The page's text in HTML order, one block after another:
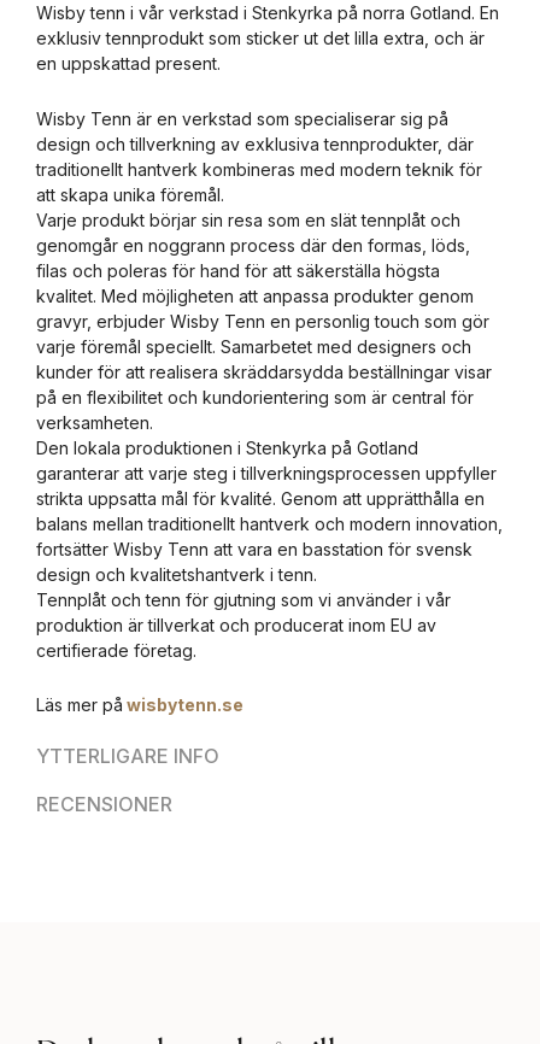
YTTERLIGARE INFO
RECENSIONER
Wisby tenn i vår verkstad i Stenkyrka på norra Gotland. En
exklusiv tennprodukt som sticker ut det lilla extra, och är
en uppskattad present.
Wisby Tenn är en verkstad som specialiserar sig på
design och tillverkning av exklusiva tennprodukter, där
traditionellt hantverk kombineras med modern teknik för
att skapa unika föremål.
Varje produkt börjar sin resa som en slät tennplåt och
genomgår en noggrann process där den formas, löds,
filas och poleras för hand för att säkerställa högsta
kvalitet. Med möjligheten att anpassa produkter genom
gravyr, erbjuder Wisby Tenn en personlig touch som gör
varje föremål speciellt. Samarbetet med designers och
kunder för att realisera skräddarsydda beställningar visar
på en flexibilitet och kundorientering som är central för
verksamheten.
Den lokala produktionen i Stenkyrka på Gotland
garanterar att varje steg i tillverkningsprocessen uppfyller
strikta uppsatta mål för kvalité. Genom att upprätthålla en
balans mellan traditionellt hantverk och modern innovation,
fortsätter Wisby Tenn att vara en basstation för svensk
design och kvalitetshantverk i tenn.
Tennplåt och tenn för gjutning som vi använder i vår
produktion är tillverkat och producerat inom EU av
certifierade företag.
Läs mer på wisbytenn.se